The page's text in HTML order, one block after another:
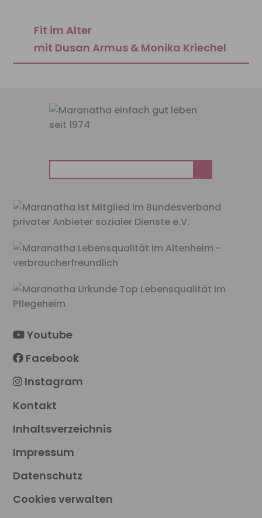
Fit im Alter
mit Dusan Armus & Monika Kriechel
nach:
Youtube
Facebook
Instagram
Kontakt
Inhaltsverzeichnis
Impressum
Datenschutz
Cookies verwalten